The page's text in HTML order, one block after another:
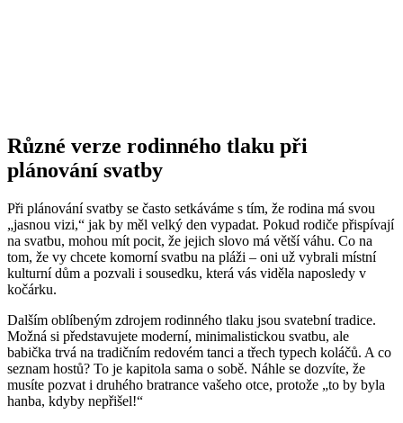
Různé verze rodinného tlaku při
plánování svatby
Při plánování svatby se často setkáváme s tím, že rodina má svou
„jasnou vizi,“ jak by měl velký den vypadat. Pokud rodiče přispívají
na svatbu, mohou mít pocit, že jejich slovo má větší váhu. Co na
tom, že vy chcete komorní svatbu na pláži – oni už vybrali místní
kulturní dům a pozvali i sousedku, která vás viděla naposledy v
kočárku.
Dalším oblíbeným zdrojem rodinného tlaku jsou svatební tradice.
Možná si představujete moderní, minimalistickou svatbu, ale
babička trvá na tradičním redovém tanci a třech typech koláčů. A co
seznam hostů? To je kapitola sama o sobě. Náhle se dozvíte, že
musíte pozvat i druhého bratrance vašeho otce, protože „to by byla
hanba, kdyby nepřišel!“